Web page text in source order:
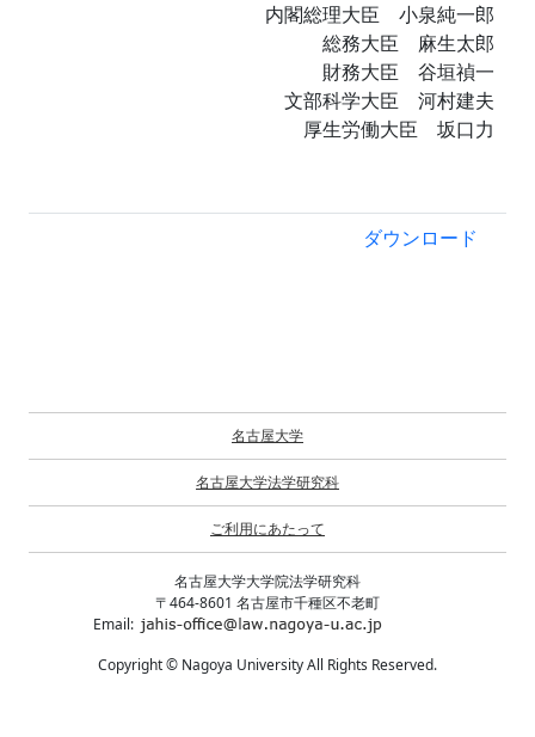
内閣総理大臣 小泉純一郎
総務大臣 麻生太郎
財務大臣 谷垣禎一
文部科学大臣 河村建夫
厚生労働大臣 坂口力
ダウンロード
名古屋大学
名古屋大学法学研究科
ご利用にあたって
名古屋大学大学院法学研究科
〒464-8601 名古屋市千種区不老町
Email:
Copyright © Nagoya University All Rights Reserved.